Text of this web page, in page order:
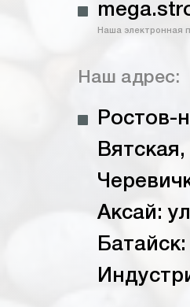
Наша электронная
Наш адрес:
Ростов-
Аксай:
Батайск: